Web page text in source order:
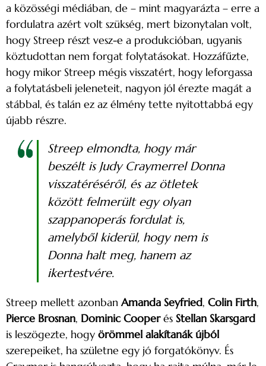
a közösségi médiában, de – mint magyarázta – erre a
fordulatra azért volt szükség, mert bizonytalan volt,
hogy Streep részt vesz-e a produkcióban, ugyanis
köztudottan nem forgat folytatásokat. Hozzáfűzte,
hogy mikor Streep mégis visszatért, hogy leforgassa
a folytatásbeli jeleneteit, nagyon jól érezte magát a
stábbal, és talán ez az élmény tette nyitottabbá egy
újabb részre.
Streep elmondta, hogy már
beszélt is Judy Craymerrel Donna
visszatéréséről, és az ötletek
között felmerült egy olyan
szappanoperás fordulat is,
amelyből kiderül, hogy nem is
Donna halt meg, hanem az
ikertestvére.
Streep mellett azonbanAmanda Seyfried, Colin Firth,
Pierce Brosnan, Dominic Cooperés Stellan Skarsgard
is leszögezte, hogy örömmel alakítanák újból
szerepeiket, ha születne egy jó forgatókönyv. És